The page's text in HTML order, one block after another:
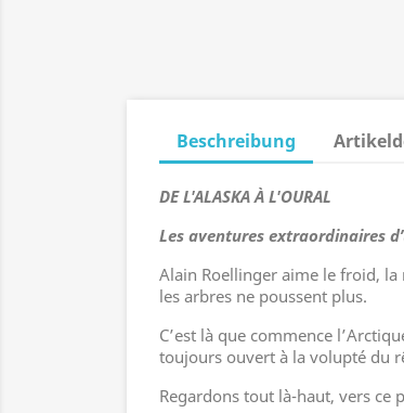
Beschreibung
DE L'ALASKA À L'OURAL
Les aventures extraordinaires
Alain Roellinger aime le froid,
les arbres ne poussent plus.
C’est là que commence
toujours ouvert à la volupté du
Regardons tout là-haut, vers ce